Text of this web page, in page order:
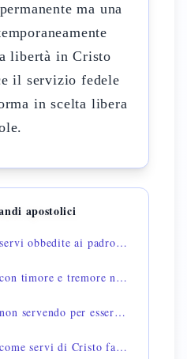
ma una
libertà in Cristo
il servizio fedele
in scelta libera
apostolici
Efesini 6:5 — servi obbedite ai padroni secondo la carne
Efesini 6:5 — con timore e tremore nella semplicità del cuore
Efesini 6:6 — non servendo per essere visti
Efesini 6:6 — come servi di Cristo facendo la volontà di Dio